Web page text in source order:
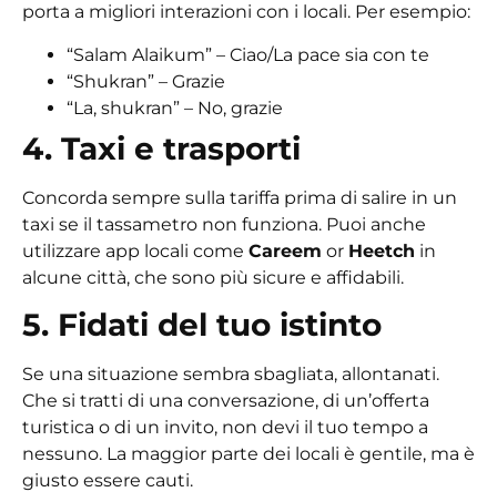
porta a migliori interazioni con i locali. Per esempio:
“Salam Alaikum” – Ciao/La pace sia con te
“Shukran” – Grazie
“La, shukran” – No, grazie
4. Taxi e trasporti
Concorda sempre sulla tariffa prima di salire in un
taxi se il tassametro non funziona. Puoi anche
utilizzare app locali come Careem or Heetch in
alcune città, che sono più sicure e affidabili.
5. Fidati del tuo istinto
Se una situazione sembra sbagliata, allontanati.
Che si tratti di una conversazione, di un’offerta
turistica o di un invito, non devi il tuo tempo a
nessuno. La maggior parte dei locali è gentile, ma è
giusto essere cauti.